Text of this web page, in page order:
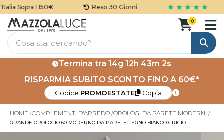
Sopra I 150€ Reso 30 Giorni ★ ★ ★ ★ ★
Cerca
0
Termina tra 14g 12h 43m 2s
RISPARMIA SUBITO SCONTO FINO A 60€*
Codice:PROMOESTATE Copia
HOME COMPLEMENTI D'ARREDO OROLOGI DA PARETE MODERNI
GRANDE OROLOGIO 60 MODERNO DA PARETE LEGNO BIANCO GRIGIO